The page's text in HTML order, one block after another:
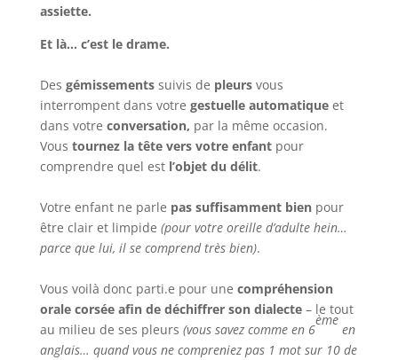
assiette.
Et là… c’est le drame.
Des gémissementssuivis de pleursvous
interrompent dans votre gestuelle automatiqueet
dans votre conversation, par la même occasion.
Vous tournez la tête vers votre enfantpour
comprendre quel est l’objet du délit.
Votre enfant ne parle pas suffisamment bienpour
être clair et limpide (pour votre oreille d’adulte hein…
parce que lui, il se comprend très bien).
Vous voilà donc parti.e pour une compréhension
orale corsée afin de déchiffrer son dialecte– le tout
au milieu de ses pleurs (vous savez comme en 6
ème
en
anglais… quand vous ne compreniez pas 1 mot sur 10 de